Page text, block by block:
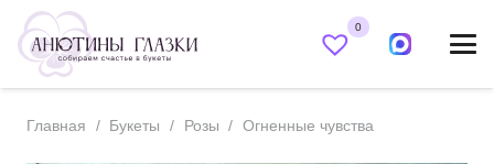
0
Главная / Букеты / Розы / Огненные чувства